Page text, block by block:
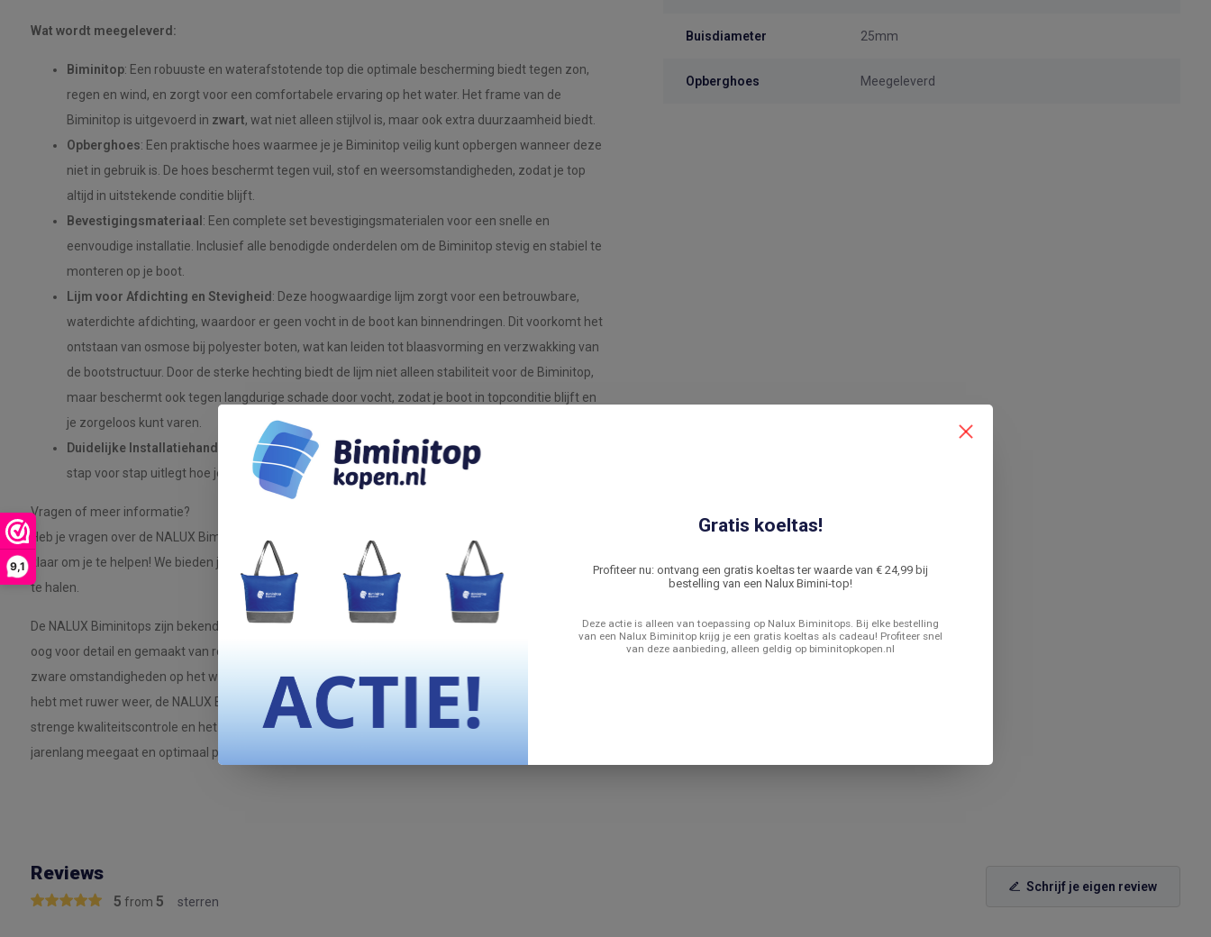
9,1
Wat wordt meegeleverd:
Biminitop: Een robuuste en waterafstotende top die optimale bescherming biedt tegen zon,
regen en wind, en zorgt voor een comfortabele ervaring op het water. Het frame van de
Biminitop is uitgevoerd in zwart, wat niet alleen stijlvol is, maar ook extra duurzaamheid biedt.
Opberghoes: Een praktische hoes waarmee je je Biminitop veilig kunt opbergen wanneer deze
niet in gebruik is. De hoes beschermt tegen vuil, stof en weersomstandigheden, zodat je top
altijd in uitstekende conditie blijft.
Bevestigingsmateriaal : Een complete set bevestigingsmaterialen voor een snelle en
eenvoudige installatie. Inclusief alle benodigde onderdelen om de Biminitop stevig en stabiel te
monteren op je boot.
Lijm voor Afdichting en Stevigheid : Deze hoogwaardige lijm zorgt voor een betrouwbare,
waterdichte afdichting, waardoor er geen vocht in de boot kan binnendringen. Dit voorkomt het
ontstaan van osmose bij polyester boten, wat kan leiden tot blaasvorming en verzwakking van
de bootstructuur. Door de sterke hechting biedt de lijm niet alleen stabiliteit voor de Biminitop,
maar beschermt ook tegen langdurige schade door vocht, zodat je boot in topconditie blijft en
je zorgeloos kunt varen.
Duidelijke Installatiehandleiding: Een gedetailleerde en gemakkelijk te volgen handleiding die
stap voor stap uitlegt hoe je de Biminitop snel en efficiënt installeert.
Vragen of meer informatie?
Heb je vragen over de NALUX Biminitop 2 Bogen of heb je hulp nodig bij de installatie? Ons team staat
klaar om je te helpen! We bieden je de ondersteuning die je nodig hebt om het meeste uit je aankoop
te halen.
De NALUX Biminitops zijn bekend om hun hoge kwaliteit en duurzaamheid. Ze zijn ontworpen met
oog voor detail en gemaakt van robuuste, weerbestendige materialen die bestand zijn tegen de
zware omstandigheden op het water. Of je nu een rustige dag op het water doorbrengt of te maken
hebt met ruwer weer, de NALUX Biminitop biedt betrouwbare bescherming en comfort. Dankzij de
strenge kwaliteitscontrole en het gebruik van de beste stoffen, ben je verzekerd van een product dat
jarenlang meegaat en optimaal presteert.
Buisdiameter 25mm
Opberghoes Meegeleverd
Reviews
5 from 5 sterren
Schrijf je eigen review
Gratis koeltas!
Profiteer nu: ontvang een gratis koeltas ter waarde van € 24,99 bij
bestelling van een Nalux Bimini-top!
Deze actie is alleen van toepassing op Nalux Biminitops. Bij elke bestelling
van een Nalux Biminitop krijg je een gratis koeltas als cadeau! Profiteer snel
van deze aanbieding, alleen geldig op biminitopkopen.nl